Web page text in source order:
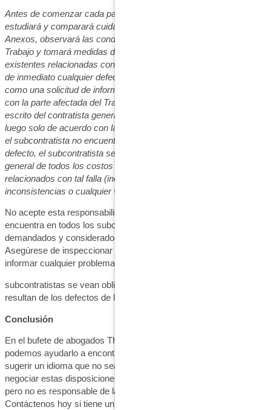
Antes de comenzar cada parte del Trabajo, el subcontratista
estudiará y comparará cuidadosamente el Acuerdo, la Orden y los
Anexos, observará las condiciones en el sitio que afectan el
Trabajo y tomará medidas de campo de las condiciones
existentes relacionadas con el Trabajo. El subcontratista informará
de inmediato cualquier defecto al contratista general por escrito
como una solicitud de información. El Subcontratista no procederá
con la parte afectada del Trabajo hasta que reciba la respuesta por
escrito del contratista general a dicha Solicitud de Información, y
luego solo de acuerdo con la respuesta del contratista general. Si
el subcontratista no encuentra e informa por escrito cualquier
defecto, el subcontratista será responsable ante el contratista
general de todos los costos y daños que surjan de o estén
relacionados con tal falla (incluidos los errores, omisiones o
inconsistencias o cualquier variación).
No acepte esta responsabilidad irrazonable. Esta disposición se
encuentra en todos los subcontratos y todos pueden ser
demandados y considerados responsables. ¡Debes C.Y.A.!
Asegúrese de inspeccionar antes de comenzar su alcance e
informar cualquier problema que descubra. Es tan común que los
subcontratistas se vean obligados a pagar por los daños que
resultan de los defectos de los trabajadores anteriores.
Conclusión
En el bufete de abogados The Cromeens Law Firm, PLLC,
podemos ayudarlo a encontrar este idioma en el subcontrato y
sugerir un idioma que no sea tan irrazonable. Podemos ayudarlo a
negociar estas disposiciones si acepta inspeccionar e informar,
pero no es responsable de la falla en encontrar todos los defectos.
Contáctenos hoy si tiene un contrato que necesita ser revisado.